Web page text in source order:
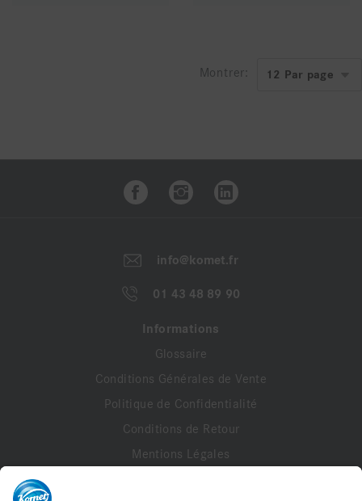
Montrer:
info@komet.fr
01 43 48 89 90
Informations
Glossaire
Conditions Générales de Vente
Politique de Confidentialité
Conditions de Retour
Mentions Légales